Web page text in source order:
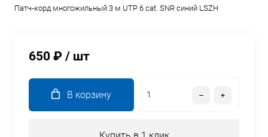
Патч-корд многожильный 3 м UTP 6 cat. SNR синий LSZH
650 ₽ / шт
В корзину